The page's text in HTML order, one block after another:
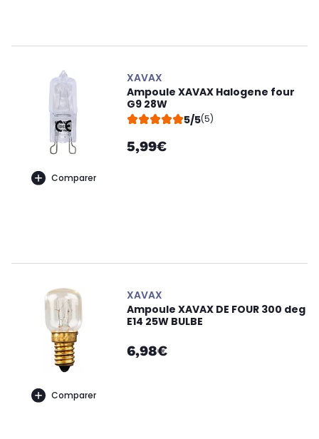
Comparer
XAVAX
Ampoule XAVAX Halogene four
G9 28W
5/5(5)
5,99€
Comparer
XAVAX
Ampoule XAVAX DE FOUR 300 deg
E14 25W BULBE
6,98€